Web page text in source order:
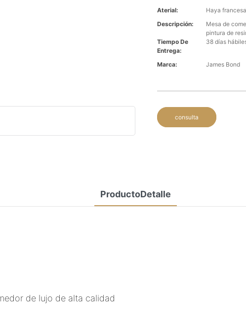
Aterial:
Haya
Descripción:
Mesa de
pintura de
Tiempo De
Entrega:
38 días
Marca: James Bond
consulta
ProductoDetalle